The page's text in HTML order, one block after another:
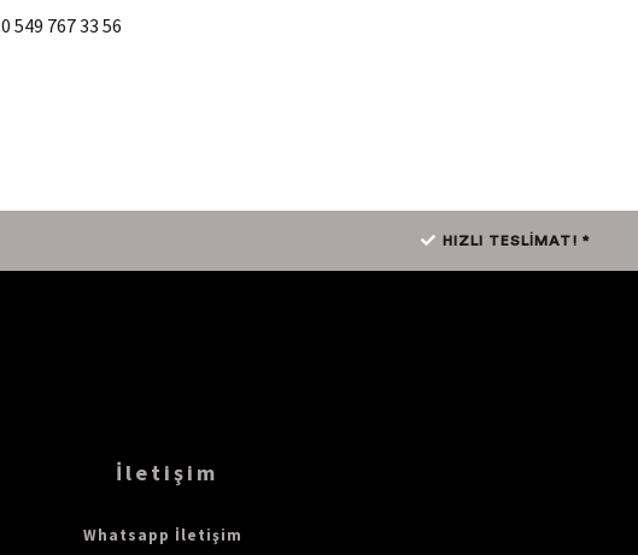
0 549 767 33 56
HIZLI TESLİMAT! *
İletişim
Whatsapp İletişim